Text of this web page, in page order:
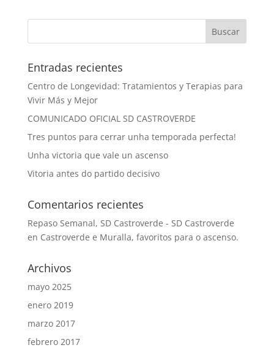
Entradas recientes
Centro de Longevidad: Tratamientos y Terapias para
Vivir Más y Mejor
COMUNICADO OFICIAL SD CASTROVERDE
Tres puntos para cerrar unha temporada perfecta!
Unha victoria que vale un ascenso
Vitoria antes do partido decisivo
Comentarios recientes
Repaso Semanal, SD Castroverde - SD Castroverde
en Castroverde e Muralla, favoritos para o ascenso.
Archivos
mayo 2025
enero 2019
marzo 2017
febrero 2017